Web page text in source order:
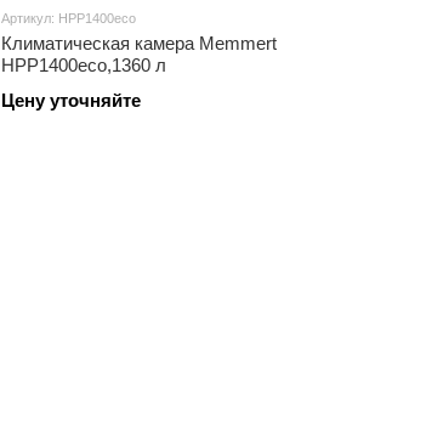
Артикул: HPP1400eco
Климатическая камера Memmert
HPP1400eco,1360 л
Цену уточняйте